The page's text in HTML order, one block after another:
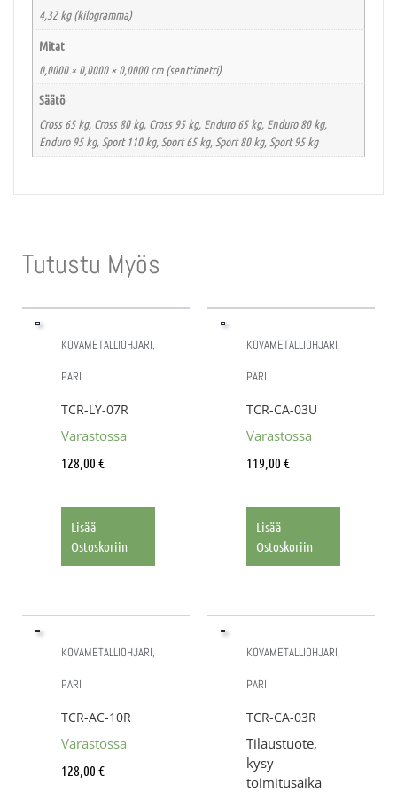
4,32 kg (kilogramma)
Mitat
0,0000 × 0,0000 × 0,0000 cm (senttimetri)
Säätö
Cross 65 kg, Cross 80 kg, Cross 95 kg, Enduro 65 kg, Enduro 80 kg,
Enduro 95 kg, Sport 110 kg, Sport 65 kg, Sport 80 kg, Sport 95 kg
Tutustu Myös
KOVAMETALLIOHJARI,
PARI
TCR-LY-07R
Varastossa
128,00 €
Lisää
Ostoskoriin
KOVAMETALLIOHJARI,
PARI
TCR-CA-03U
Varastossa
119,00 €
Lisää
Ostoskoriin
KOVAMETALLIOHJARI,
PARI
TCR-AC-10R
Varastossa
128,00 €
KOVAMETALLIOHJARI,
PARI
TCR-CA-03R
Tilaustuote,
kysy
toimitusaika